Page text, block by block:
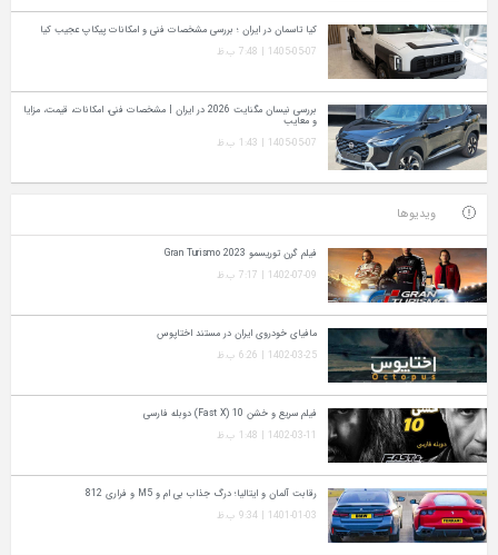
کیا تاسمان در ایران ؛ بررسی مشخصات فنی و امکانات پیکاپ عجیب کیا
1405-05-07 | 7:48 ب.ظ
بررسی نیسان مگنایت 2026 در ایران | مشخصات فنی، امکانات، قیمت، مزایا
و معایب
1405-05-07 | 1:43 ب.ظ
ویدیوها
فیلم گرن توریسمو Gran Turismo 2023
1402-07-09 | 7:17 ب.ظ
مافیای خودروی ایران در مستند اختاپوس
1402-03-25 | 6:26 ب.ظ
فیلم سریع و خشن 10 (Fast X) دوبله فارسی
1402-03-11 | 1:48 ب.ظ
رقابت آلمان و ایتالیا؛ درگ جذاب بی ام و M5 و فراری 812
1401-01-03 | 9:34 ب.ظ